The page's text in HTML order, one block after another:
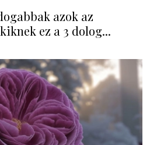
azok az
ez a 3 dolog...